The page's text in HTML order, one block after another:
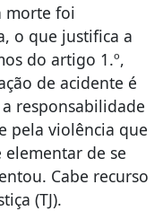
morte foi
o que justifica a
do artigo 1.º,
de acidente é
responsabilidade
pela violência que
de se
Cabe recurso
(TJ).